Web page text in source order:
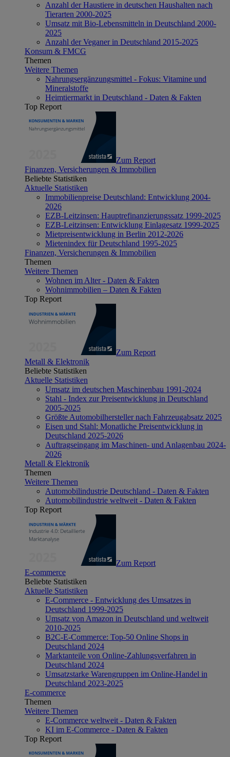
Anzahl der Haustiere in deutschen Haushalten nach
Tierarten 2000-2025
Umsatz mit Bio-Lebensmitteln in Deutschland 2000-
2025
Anzahl der Veganer in Deutschland 2015-2025
Konsum & FMCG
Themen
Weitere Themen
Nahrungsergänzungsmittel - Fokus: Vitamine und
Mineralstoffe
Heimtiermarkt in Deutschland - Daten & Fakten
Top Report
Zum Report
Finanzen, Versicherungen & Immobilien
Beliebte Statistiken
Aktuelle Statistiken
Immobilienpreise Deutschland: Entwicklung 2004-
2026
EZB-Leitzinsen: Hauptrefinanzierungssatz 1999-2025
EZB-Leitzinsen: Entwicklung Einlagesatz 1999-2025
Mietpreisentwicklung in Berlin 2012-2026
Mietenindex für Deutschland 1995-2025
Finanzen, Versicherungen & Immobilien
Themen
Weitere Themen
Wohnen im Alter - Daten & Fakten
Wohnimmobilien – Daten & Fakten
Top Report
Zum Report
Metall & Elektronik
Beliebte Statistiken
Aktuelle Statistiken
Umsatz im deutschen Maschinenbau 1991-2024
Stahl - Index zur Preisentwicklung in Deutschland
2005-2025
Größte Automobilhersteller nach Fahrzeugabsatz 2025
Eisen und Stahl: Monatliche Preisentwicklung in
Deutschland 2025-2026
Auftragseingang im Maschinen- und Anlagenbau 2024-
2026
Metall & Elektronik
Themen
Weitere Themen
Automobilindustrie Deutschland - Daten & Fakten
Automobilindustrie weltweit - Daten & Fakten
Top Report
Zum Report
E-commerce
Beliebte Statistiken
Aktuelle Statistiken
E-Commerce - Entwicklung des Umsatzes in
Deutschland 1999-2025
Umsatz von Amazon in Deutschland und weltweit
2010-2025
B2C-E-Commerce: Top-50 Online Shops in
Deutschland 2024
Marktanteile von Online-Zahlungsverfahren in
Deutschland 2024
Umsatzstarke Warengruppen im Online-Handel in
Deutschland 2023-2025
E-commerce
Themen
Weitere Themen
E-Commerce weltweit - Daten & Fakten
KI im E-Commerce - Daten & Fakten
Top Report